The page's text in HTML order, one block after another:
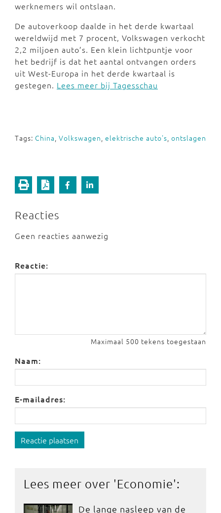
werknemers wil ontslaan.
De autoverkoop daalde in het derde kwartaal
wereldwijd met 7 procent, Volkswagen verkocht
2,2 miljoen auto’s. Een klein lichtpuntje voor
het bedrijf is dat het aantal ontvangen orders
uit West-Europa in het derde kwartaal is
gestegen. Lees meer bij Tagesschau
Tags: China, Volkswagen, elektrische auto's, ontslagen
Reacties
Geen reacties aanwezig
Reactie:
Maximaal 500 tekens toegestaan
Naam:
E-mailadres:
Reactie plaatsen
Lees meer over 'Economie':
De lange nasleep van de